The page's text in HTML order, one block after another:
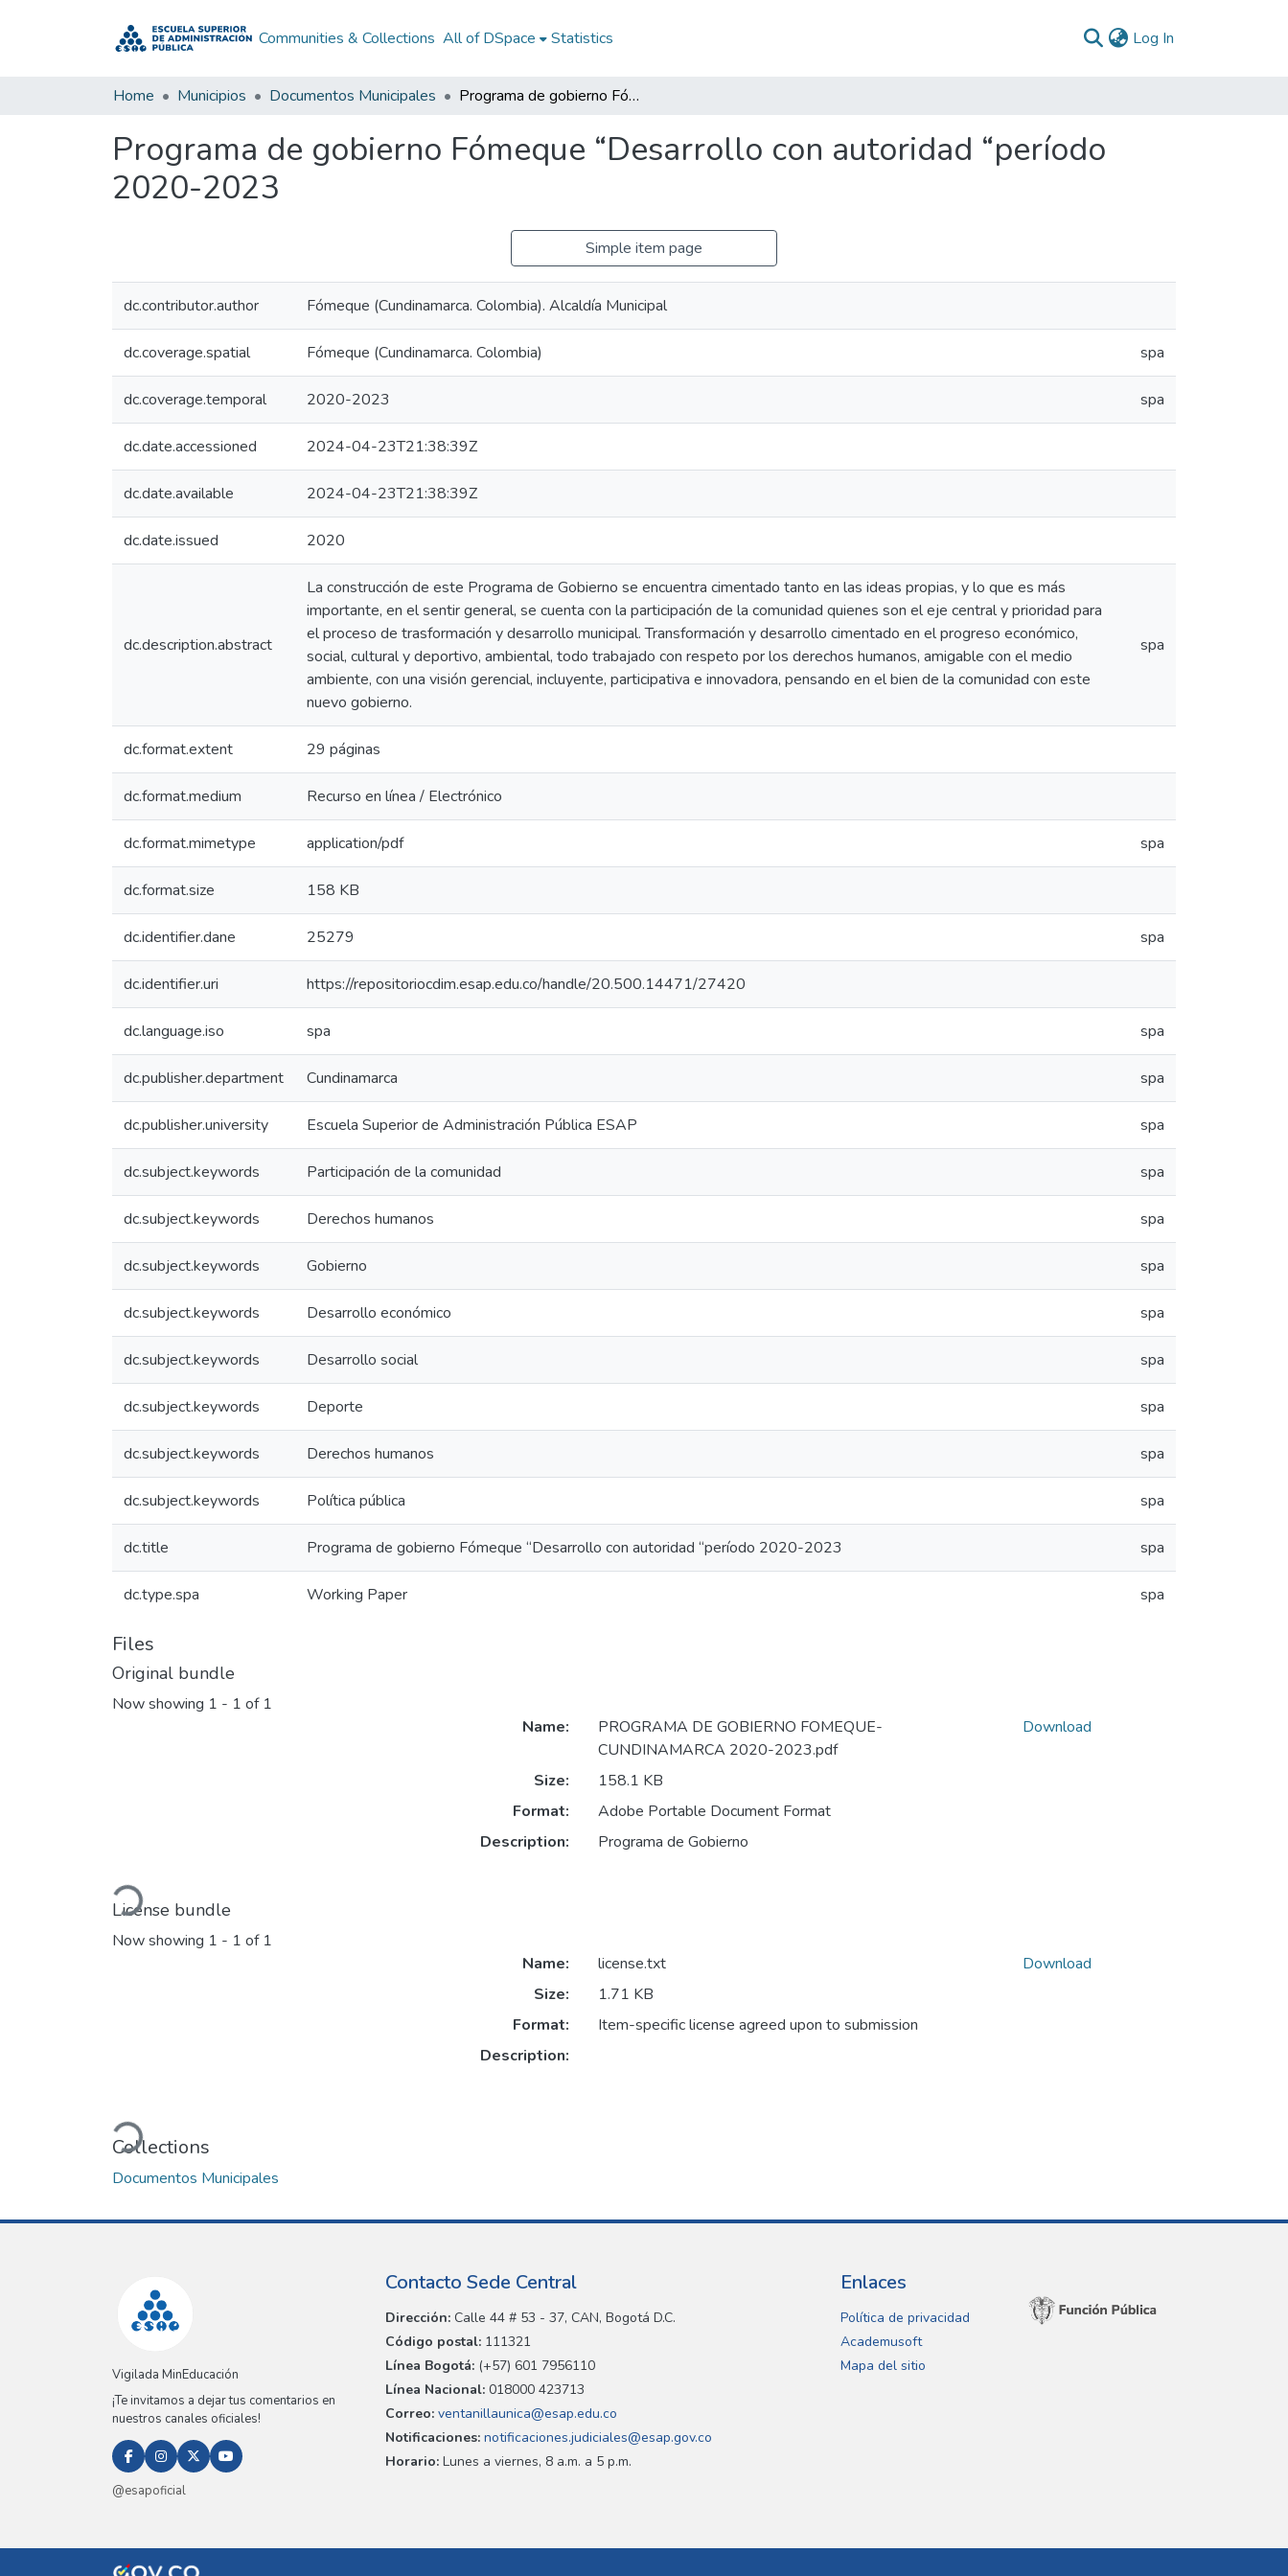
Communities & Collections All of DSpace Statistics Log In
Home Municipios Documentos Municipales Programa de gobierno Fómeque “Desarrollo con autoridad “período 2020-2023
Programa de gobierno Fómeque “Desarrollo con autoridad “período
2020-2023
Simple item page
dc.contributor.author Fómeque (Cundinamarca. Colombia). Alcaldía Municipal
dc.coverage.spatial Fómeque (Cundinamarca. Colombia) spa
dc.coverage.temporal 2020-2023 spa
dc.date.accessioned 2024-04-23T21:38:39Z
dc.date.available 2024-04-23T21:38:39Z
dc.date.issued 2020
dc.description.abstract
La construcción de este Programa de Gobierno se encuentra cimentado tanto en las ideas propias, y lo que es más
importante, en el sentir general, se cuenta con la participación de la comunidad quienes son el eje central y prioridad para
el proceso de trasformación y desarrollo municipal. Transformación y desarrollo cimentado en el progreso económico,
social, cultural y deportivo, ambiental, todo trabajado con respeto por los derechos humanos, amigable con el medio
ambiente, con una visión gerencial, incluyente, participativa e innovadora, pensando en el bien de la comunidad con este
nuevo gobierno.
spa
dc.format.extent 29 páginas
dc.format.medium Recurso en línea / Electrónico
dc.format.mimetype application/pdf spa
dc.format.size 158 KB
dc.identifier.dane 25279 spa
dc.identifier.uri https://repositoriocdim.esap.edu.co/handle/20.500.14471/27420
dc.language.iso spa spa
dc.publisher.department Cundinamarca spa
dc.publisher.university Escuela Superior de Administración Pública ESAP spa
dc.subject.keywords Participación de la comunidad spa
dc.subject.keywords Derechos humanos spa
dc.subject.keywords Gobierno spa
dc.subject.keywords Desarrollo económico spa
dc.subject.keywords Desarrollo social spa
dc.subject.keywords Deporte spa
dc.subject.keywords Derechos humanos spa
dc.subject.keywords Política pública spa
dc.title Programa de gobierno Fómeque “Desarrollo con autoridad “período 2020-2023 spa
dc.type.spa Working Paper spa
Files
Original bundle
Now showing 1 - 1 of 1
Loading...
Name:
PROGRAMA DE GOBIERNO FOMEQUE-
CUNDINAMARCA 2020-2023.pdf
Size:
158.1 KB
Format:
Adobe Portable Document Format
Description:
Programa de Gobierno
Download
License bundle
Now showing 1 - 1 of 1
Loading...
Name:
license.txt
Size:
1.71 KB
Format:
Item-specific license agreed upon to submission
Description:
Download
Collections
Documentos Municipales
Vigilada MinEducación
¡Te invitamos a dejar tus comentarios en
nuestros canales oficiales!
@esapoficial
Contacto Sede Central
Dirección: Calle 44 # 53 - 37, CAN, Bogotá D.C.
Código postal: 111321
Línea Bogotá: (+57) 601 7956110
Línea Nacional: 018000 423713
Correo: ventanillaunica@esap.edu.co
Notificaciones: notificaciones.judiciales@esap.gov.co
Horario: Lunes a viernes, 8 a.m. a 5 p.m.
Enlaces
Política de privacidad
Academusoft
Mapa del sitio